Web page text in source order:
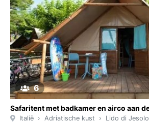
6
Italië Adriatische kust Lido di Jesolo